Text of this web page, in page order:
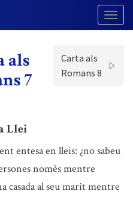
als
7
Carta als
Romans 8
Llei
entesa en lleis: ¿no sabeu
només mentre
casada al seu marit mentre